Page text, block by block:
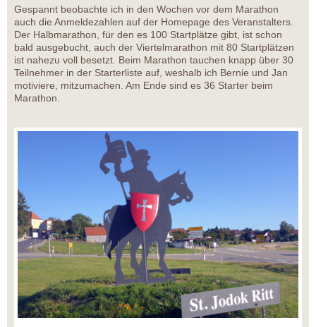
Gespannt beobachte ich in den Wochen vor dem Marathon
auch die Anmeldezahlen auf der Homepage des Veranstalters.
Der Halbmarathon, für den es 100 Startplätze gibt, ist schon
bald ausgebucht, auch der Viertelmarathon mit 80 Startplätzen
ist nahezu voll besetzt. Beim Marathon tauchen knapp über 30
Teilnehmer in der Starterliste auf, weshalb ich Bernie und Jan
motiviere, mitzumachen. Am Ende sind es 36 Starter beim
Marathon.